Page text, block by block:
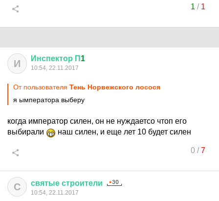
1 / 1
И Инспектор П 1
10:54, 22.11.2017
От пользователя Тень Норвежского лосося
я ымператора выберу
когда император силен, он не нуждаетсо чтоп его
выбирали
наш силен, и еще лет 10 будет силен
0/7
С святые строители
10:54, 22.11.2017